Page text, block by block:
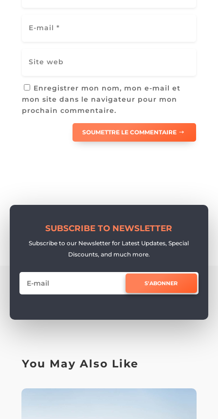
Enregistrer mon nom, mon e-mail et
mon site dans le navigateur pour mon
prochain commentaire.
SOUMETTRE LE COMMENTAIRE
SUBSCRIBE TO NEWSLETTER
Subscribe to our Newsletter for Latest Updates, Special
Discounts, and much more.
S'ABONNER
You May Also Like